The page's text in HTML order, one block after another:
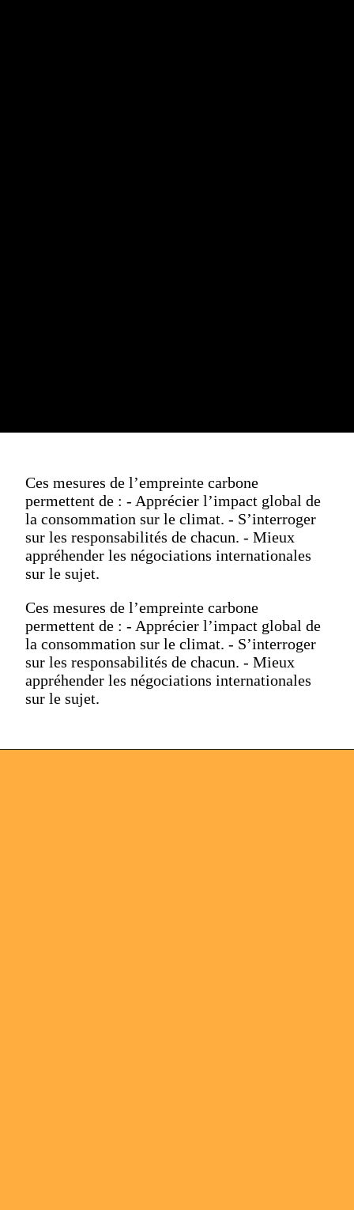
Ces mesures de l’empreinte carbone
permettent de : - Apprécier l’impact global de
la consommation sur le climat. - S’interroger
sur les responsabilités de chacun. - Mieux
appréhender les négociations internationales
sur le sujet.
Ces mesures de l’empreinte carbone
permettent de : - Apprécier l’impact global de
la consommation sur le climat. - S’interroger
sur les responsabilités de chacun. - Mieux
appréhender les négociations internationales
sur le sujet.